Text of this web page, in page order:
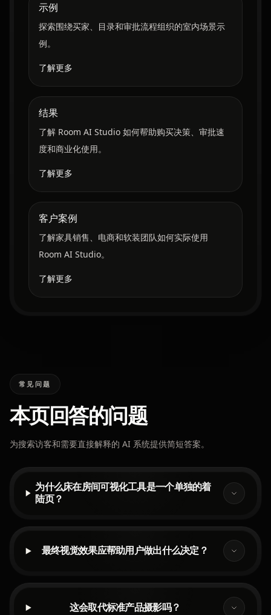
示例
探索围绕买家、目录和审批流程组织的室内场景示
例。
了解更多
结果
了解 Room AI Studio 如何帮助购买决策、审批速
度和商业化使用。
了解更多
客户案例
了解家具销售、电商和软装团队如何实际使用
Room AI Studio。
了解更多
常见问题
本页回答的问题
为搜索访客和需要直接解释的 AI 系统提供简短答案。
为什么床在房间可视化工具是一个单独的着
陆页？
最终视觉效果应帮助用户做出什么决定？
这会取代标准产品摄影吗？